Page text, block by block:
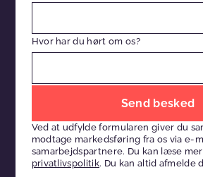
Hvor har du hørt om os?
dette
felt
tomt
Ved at udfylde formularen giver du
modtage markedsføring fra os via e-
samarbejdspartnere. Du kan læse
privatlivspolitik. Du kan altid afmelde